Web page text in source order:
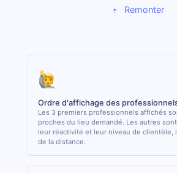
Remonter
Ordre d'affichage des
Les 3 premiers professionnels affichés
proches du lieu demandé. Les autres
leur réactivité et leur niveau de clientèle,
de la distance.